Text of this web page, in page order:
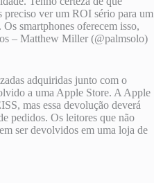
preciso ver um ROI sério para um
smartphones oferecem isso,
– Matthew Miller (@palmsolo)
adquiridas junto com o
a uma ‌Apple Store‌. A Apple
mas essa devolução deverá
pedidos. Os leitores que não
ser devolvidos em uma loja de